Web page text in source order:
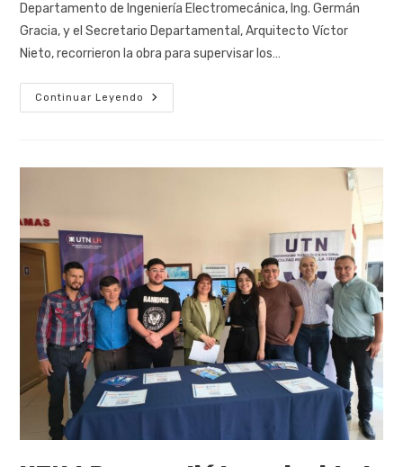
Departamento de Ingeniería Electromecánica, Ing. Germán
Gracia, y el Secretario Departamental, Arquitecto Víctor
Nieto, recorrieron la obra para supervisar los…
Continuar Leyendo